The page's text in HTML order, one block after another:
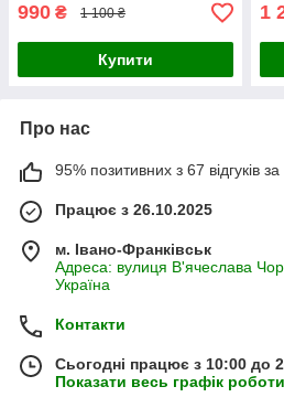
990 ₴ 1 100 ₴
Купити
1
Про нас
95% позитивних з 67 відгуків за
Працює з 26.10.2025
м. Івано-Франківськ
Адреса: вулиця В'ячеслава
Україна
Контакти
Сьогодні працює з 10:00 до
Показати весь графік роботи